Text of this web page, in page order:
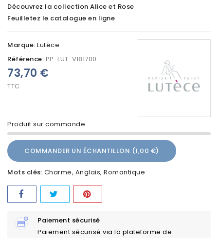
Découvrez la collection Alice et Rose
Feuilletez le catalogue en ligne
Marque: Lutèce
Référence: PP-LUT-VI81700
Produit sur commande
73,70 €
TTC
COMMANDER UN ÉCHANTILLON (1,00 €)
Mots clés: Charme Anglais Romantique
Paiement sécurisé
Paiement sécurisé via la plateforme de